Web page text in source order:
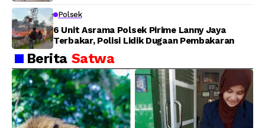
Polsek
6 Unit Asrama Polsek Pirime Lanny Jaya
Terbakar, Polisi Lidik Dugaan Pembakaran
Berita Satwa